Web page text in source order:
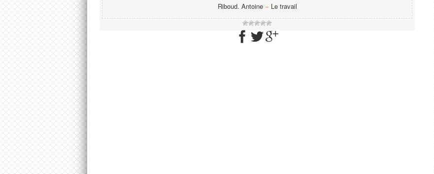
Riboud. Antoine− Le travail